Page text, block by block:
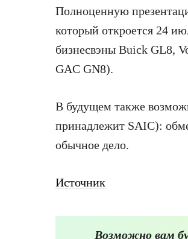
Полноценную
который откроется 24
бизнесвэны Buick GL8,
GAC GN8).
В будущем также
принадлежит SAIC):
обычное дело.
Источник
Возможно вам